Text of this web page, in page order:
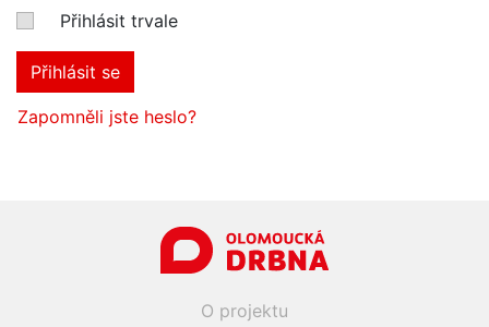
Přihlásit trvale
Přihlásit se
Zapomněli jste heslo?
O projektu